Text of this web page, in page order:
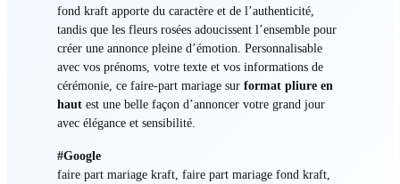
fond kraft apporte du caractère et de l’authenticité,
tandis que les fleurs rosées adoucissent l’ensemble pour
créer une annonce pleine d’émotion. Personnalisable
avec vos prénoms, votre texte et vos informations de
cérémonie, ce faire-part mariage sur format pliure en
hautest une belle façon d’annoncer votre grand jour
avec élégance et sensibilité.
#Google
faire part mariage kraft, faire part mariage fond kraft,